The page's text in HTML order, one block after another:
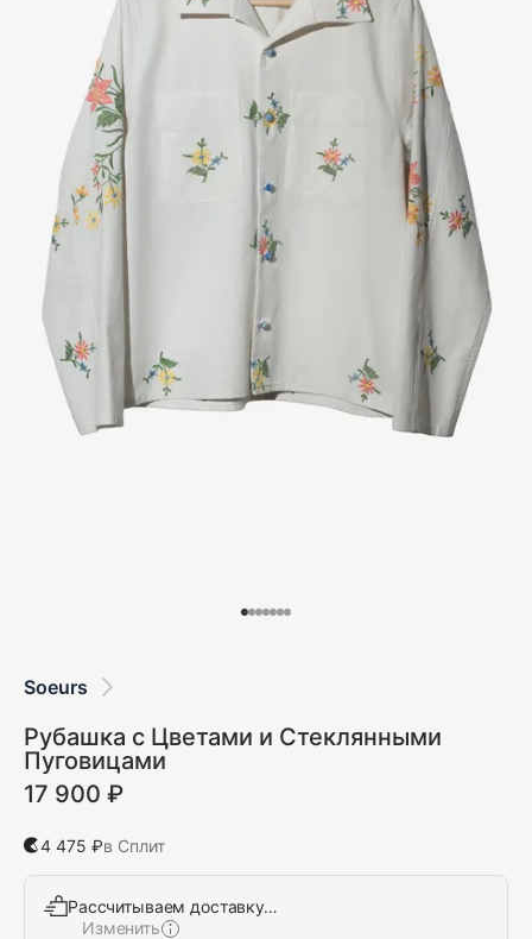
Soeurs
Рубашка с Цветами и Стеклянными
Пуговицами
17 900 ₽
4 475 ₽в Сплит
Рассчитываем доставку…
Изменить